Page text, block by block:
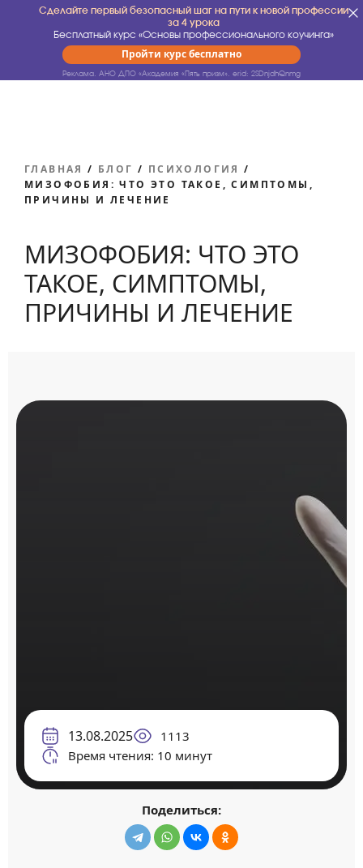
Сделайте первый безопасный шаг на пути к новой профессии
за 4 урока
Бесплатный курс «Основы профессионального коучинга»
Пройти курс бесплатно
Реклама. АНО ДПО «Академия «Пять призм». erid: 2SDnjdhQnmg
ГЛАВНАЯ / БЛОГ / ПСИХОЛОГИЯ /
МИЗОФОБИЯ: ЧТО ЭТО ТАКОЕ, СИМПТОМЫ,
ПРИЧИНЫ И ЛЕЧЕНИЕ
МИЗОФОБИЯ: ЧТО ЭТО
ТАКОЕ, СИМПТОМЫ,
ПРИЧИНЫ И ЛЕЧЕНИЕ
13.08.2025
1113
Время чтения: 10 минут
Поделиться: